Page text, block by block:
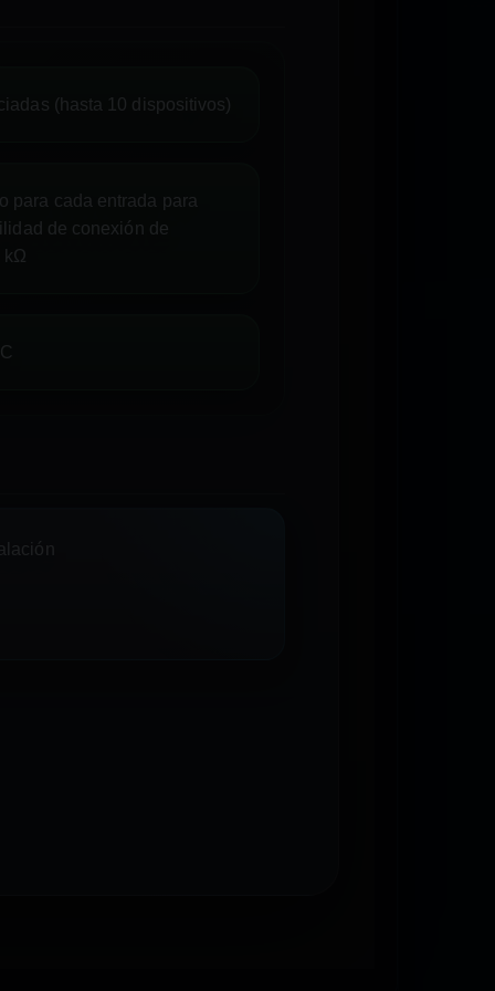
(hasta 10 dispositivos)
para cada entrada para
de conexión de
kΩ